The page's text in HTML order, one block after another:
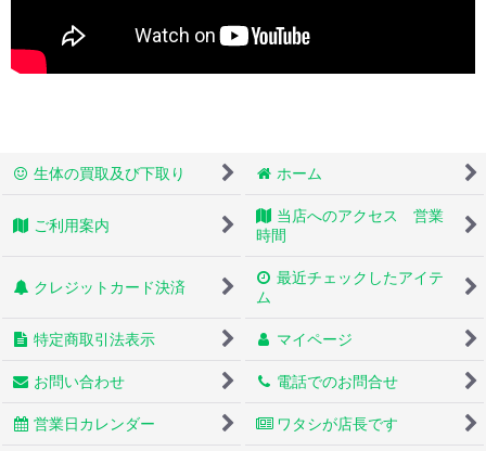
生体の買取及び下取り ホーム
ご利用案内
当店へのアクセス 営業
時間
クレジットカード決済
最近チェックしたアイテ
ム
特定商取引法表示 マイページ
お問い合わせ 電話でのお問合せ
営業日カレンダー ワタシが店長です